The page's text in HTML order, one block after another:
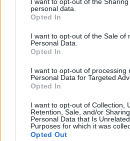
personal data.
Opted In
I want to opt-out of the Sale of
Personal Data.
Opted In
I want to opt-out of processing
Personal Data for Targeted
Opted In
I want to opt-out of Collection,
Retention, Sale, and/or
Personal Data that Is
Purposes for which it was
Opted Out
Ακολουθήστε το Pink.gr στο
μάθετε πρώτοι
Ακολουθήστε το Pink.gr